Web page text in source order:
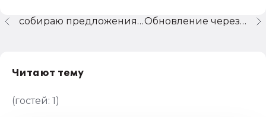
Обновление через диск ИТС
собираю предложения - что сделать для развития форума
Читают тему
(гостей: 1 )